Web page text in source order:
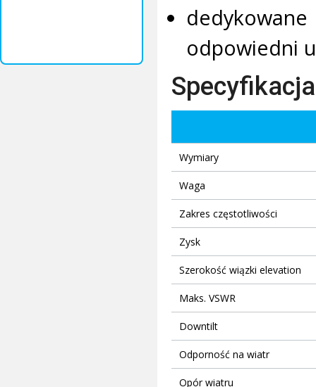
odpowiedni
Wymiary
Waga
Zakres częstotliwości
Zysk
Szerokość wiązki elevation
Maks. VSWR
Downtilt
Odporność na wiatr
Opór wiatru